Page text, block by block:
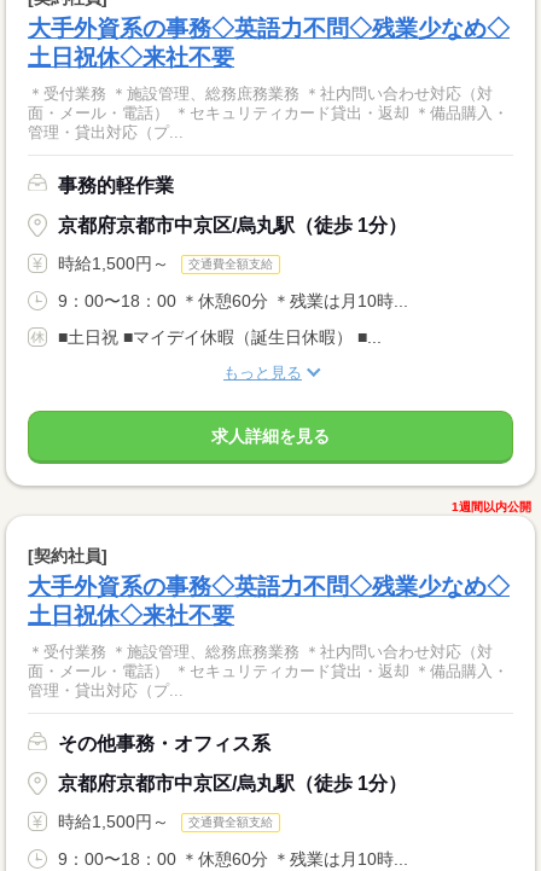
大手外資系の事務◇英語力不問◇残業少なめ◇
土日祝休◇来社不要
＊受付業務 ＊施設管理、総務庶務業務 ＊社内問い合わせ対応（対
面・メール・電話） ＊セキュリティカード貸出・返却 ＊備品購入・
管理・貸出対応（プ...
事務的軽作業
京都府京都市中京区/烏丸駅（徒歩 1分）
時給1,500円～ 交通費全額支給
9：00〜18：00 ＊休憩60分 ＊残業は月10時...
■土日祝 ■マイデイ休暇（誕生日休暇） ■...
もっと見る
求人詳細を見る
1週間以内公開
[契約社員]
大手外資系の事務◇英語力不問◇残業少なめ◇
土日祝休◇来社不要
＊受付業務 ＊施設管理、総務庶務業務 ＊社内問い合わせ対応（対
面・メール・電話） ＊セキュリティカード貸出・返却 ＊備品購入・
管理・貸出対応（プ...
その他事務・オフィス系
京都府京都市中京区/烏丸駅（徒歩 1分）
時給1,500円～ 交通費全額支給
9：00〜18：00 ＊休憩60分 ＊残業は月10時...